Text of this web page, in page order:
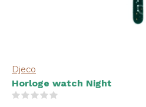
Djeco
Horloge watch Night